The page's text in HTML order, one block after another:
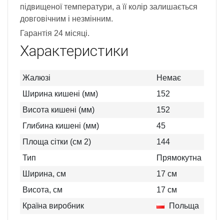
підвищеної температури, а її колір залишається
довговічним і незмінним.
Гарантія 24 місяці.
Характеристики
Жалюзі
Немає
Ширина кишені (мм)
152
Висота кишені (мм)
152
Глибина кишені (мм)
45
Площа сітки (см 2)
144
Тип
Прямокутна
Ширина, см
17 см
Висота, см
17 см
Країна виробник
Польща